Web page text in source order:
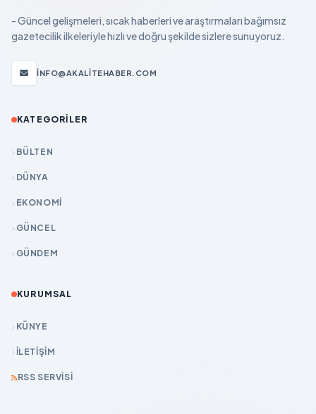
- Güncel gelişmeleri, sıcak haberleri ve araştırmaları bağımsız
gazetecilik ilkeleriyle hızlı ve doğru şekilde sizlere sunuyoruz.
INFO@AKALITEHABER.COM
KATEGORILER
BÜLTEN
DÜNYA
EKONOMİ
GÜNCEL
GÜNDEM
KURUMSAL
KÜNYE
İLETIŞIM
RSS SERVISI